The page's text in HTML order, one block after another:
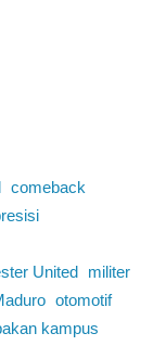
comeback
United
militer
otomotif
kampus